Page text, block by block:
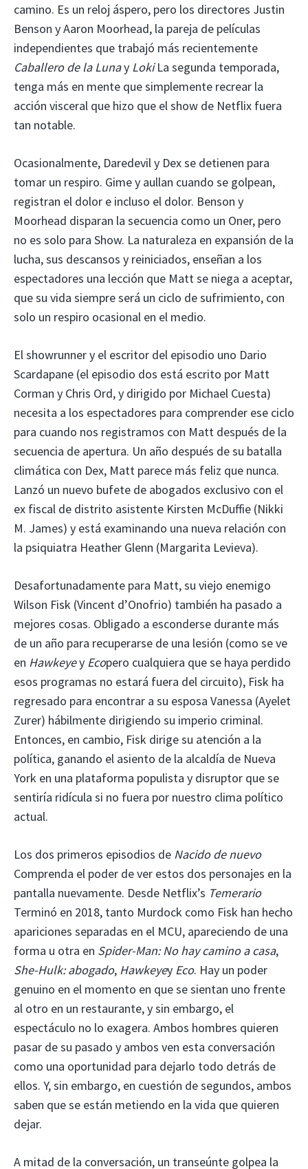
camino. Es un reloj áspero, pero los directores Justin
Benson y Aaron Moorhead, la pareja de películas
independientes que trabajó más recientemente
Caballero de la Lunay LokiLa segunda temporada,
tenga más en mente que simplemente recrear la
acción visceral que hizo que el show de Netflix fuera
tan notable.
Ocasionalmente, Daredevil y Dex se detienen para
tomar un respiro. Gime y aullan cuando se golpean,
registran el dolor e incluso el dolor. Benson y
Moorhead disparan la secuencia como un Oner, pero
no es solo para Show. La naturaleza en expansión de la
lucha, sus descansos y reiniciados, enseñan a los
espectadores una lección que Matt se niega a aceptar,
que su vida siempre será un ciclo de sufrimiento, con
solo un respiro ocasional en el medio.
El showrunner y el escritor del episodio uno Dario
Scardapane (el episodio dos está escrito por Matt
Corman y Chris Ord, y dirigido por Michael Cuesta)
necesita a los espectadores para comprender ese ciclo
para cuando nos registramos con Matt después de la
secuencia de apertura. Un año después de su batalla
climática con Dex, Matt parece más feliz que nunca.
Lanzó un nuevo bufete de abogados exclusivo con el
ex fiscal de distrito asistente Kirsten McDuffie (Nikki
M. James) y está examinando una nueva relación con
la psiquiatra Heather Glenn (Margarita Levieva).
Desafortunadamente para Matt, su viejo enemigo
Wilson Fisk (Vincent d’Onofrio) también ha pasado a
mejores cosas. Obligado a esconderse durante más
de un año para recuperarse de una lesión (como se ve
en Hawkeyey Ecopero cualquiera que se haya perdido
esos programas no estará fuera del circuito), Fisk ha
regresado para encontrar a su esposa Vanessa (Ayelet
Zurer) hábilmente dirigiendo su imperio criminal.
Entonces, en cambio, Fisk dirige su atención a la
política, ganando el asiento de la alcaldía de Nueva
York en una plataforma populista y disruptor que se
sentiría ridícula si no fuera por nuestro clima político
actual.
Los dos primeros episodios de Nacido de nuevo
Comprenda el poder de ver estos dos personajes en la
pantalla nuevamente. Desde Netflix’s Temerario
Terminó en 2018, tanto Murdock como Fisk han hecho
apariciones separadas en el MCU, apareciendo de una
forma u otra en Spider-Man: No hay camino a casa,
She-Hulk: abogado, Hawkeyey Eco. Hay un poder
genuino en el momento en que se sientan uno frente
al otro en un restaurante, y sin embargo, el
espectáculo no lo exagera. Ambos hombres quieren
pasar de su pasado y ambos ven esta conversación
como una oportunidad para dejarlo todo detrás de
ellos. Y, sin embargo, en cuestión de segundos, ambos
saben que se están metiendo en la vida que quieren
dejar.
A mitad de la conversación, un transeúnte golpea la